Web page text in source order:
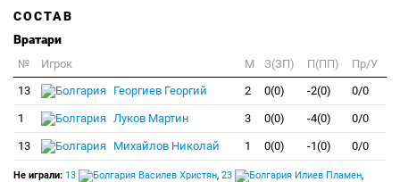
СОСТАВ
Вратари
№ Игрок M З(ЗП) П(ПП)
Пр/У
13
Георгиев Георгий 2 0(0) -2(0) 0/0
1 Луков Мартин 3 0(0) -4(0) 0/0
13 Михайлов Николай 1 0(0) -1(0) 0/0
Не играли: 13 Василев Христян, 23 Илиев Пламен,